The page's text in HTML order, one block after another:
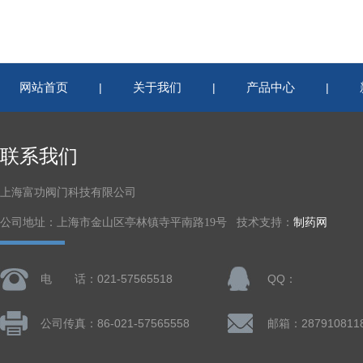
网站首页 | 关于我们 | 产品中心 |
联系我们
上海富功阀门科技有限公司
公司地址：上海市金山区亭林镇寺平南路19号 技术支持： 制药网
电 话：021-57565518 QQ：
公司传真：86-021-57565558 邮箱：